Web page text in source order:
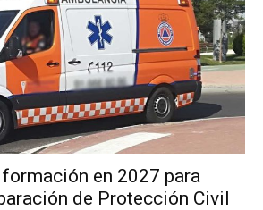
en 2027 para
de Protección Civil